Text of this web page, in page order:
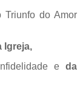
Triunfo do Amor
Igreja,
e da